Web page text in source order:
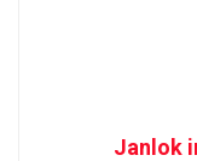
Janlok